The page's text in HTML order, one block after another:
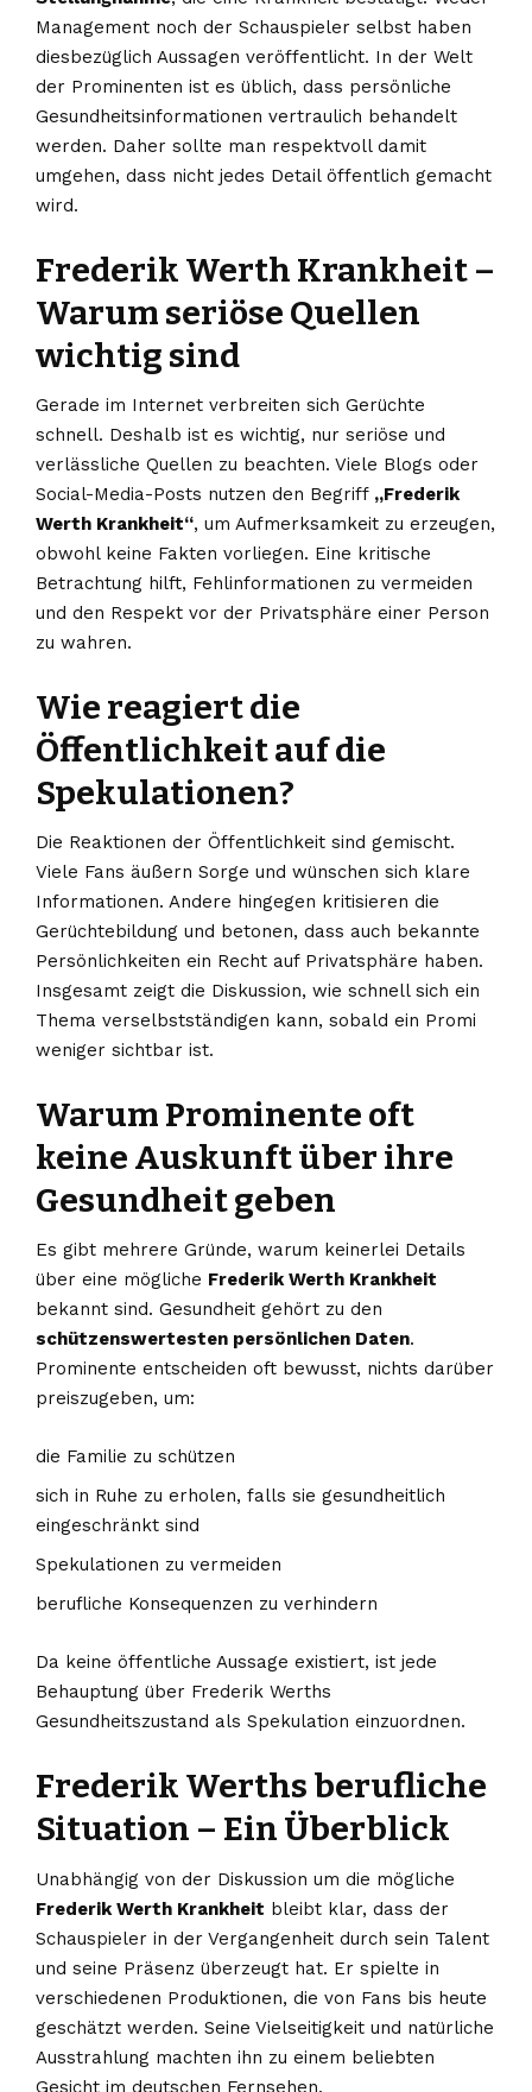
Management noch der Schauspieler selbst haben
diesbezüglich Aussagen veröffentlicht. In der Welt
der Prominenten ist es üblich, dass persönliche
Gesundheitsinformationen vertraulich behandelt
werden. Daher sollte man respektvoll damit
umgehen, dass nicht jedes Detail öffentlich gemacht
wird.
Frederik Werth Krankheit –
Warum seriöse Quellen
wichtig sind
Gerade im Internet verbreiten sich Gerüchte
schnell. Deshalb ist es wichtig, nur seriöse und
verlässliche Quellen zu beachten. Viele Blogs oder
Social-Media-Posts nutzen den Begriff „Frederik
Werth Krankheit“, um Aufmerksamkeit zu erzeugen,
obwohl keine Fakten vorliegen. Eine kritische
Betrachtung hilft, Fehlinformationen zu vermeiden
und den Respekt vor der Privatsphäre einer Person
zu wahren.
Wie reagiert die
Öffentlichkeit auf die
Spekulationen?
Die Reaktionen der Öffentlichkeit sind gemischt.
Viele Fans äußern Sorge und wünschen sich klare
Informationen. Andere hingegen kritisieren die
Gerüchtebildung und betonen, dass auch bekannte
Persönlichkeiten ein Recht auf Privatsphäre haben.
Insgesamt zeigt die Diskussion, wie schnell sich ein
Thema verselbstständigen kann, sobald ein Promi
weniger sichtbar ist.
Warum Prominente oft
keine Auskunft über ihre
Gesundheit geben
Es gibt mehrere Gründe, warum keinerlei Details
über eine mögliche Frederik Werth Krankheit
bekannt sind. Gesundheit gehört zu den
schützenswertesten persönlichen Daten.
Prominente entscheiden oft bewusst, nichts darüber
preiszugeben, um:
die Familie zu schützen
sich in Ruhe zu erholen, falls sie gesundheitlich
eingeschränkt sind
Spekulationen zu vermeiden
berufliche Konsequenzen zu verhindern
Da keine öffentliche Aussage existiert, ist jede
Behauptung über Frederik Werths
Gesundheitszustand als Spekulation einzuordnen.
Frederik Werths berufliche
Situation – Ein Überblick
Unabhängig von der Diskussion um die mögliche
Frederik Werth Krankheit bleibt klar, dass der
Schauspieler in der Vergangenheit durch sein Talent
und seine Präsenz überzeugt hat. Er spielte in
verschiedenen Produktionen, die von Fans bis heute
geschätzt werden. Seine Vielseitigkeit und natürliche
Ausstrahlung machten ihn zu einem beliebten
Gesicht im deutschen Fernsehen.